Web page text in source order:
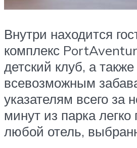
Внутри находится
комплекс
детский клуб, а
всевозможным
указателям всего за
минут из парка легко
любой отель,